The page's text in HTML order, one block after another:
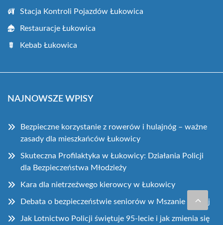
Stacja Kontroli Pojazdów Łukowica
Restauracje Łukowica
Kebab Łukowica
NAJNOWSZE WPISY
Bezpieczne korzystanie z rowerów i hulajnóg – ważne
zasady dla mieszkańców Łukowicy
Skuteczna Profilaktyka w Łukowicy: Działania Policji
dla Bezpieczeństwa Młodzieży
Kara dla nietrzeźwego kierowcy w Łukowicy
Debata o bezpieczeństwie seniorów w Mszanie Dolnej
Jak Lotnictwo Policji świętuje 95-lecie i jak zmienia się